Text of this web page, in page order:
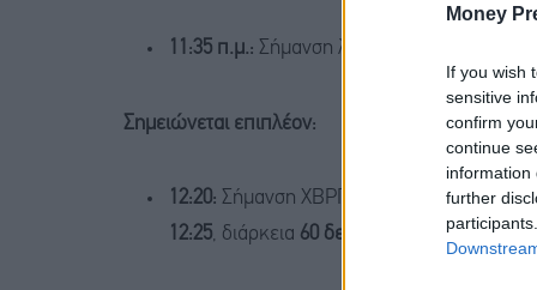
Money
If you wish
sensitive
confirm
continue
information
further
11:35 π.μ.: Σήμανση λήξης, διάρκεια
Σημειώνεται επιπλέον:
12:20: Σήμανση ΧΒΡΠ στην Περιφέρεια
12:25, διάρκεια 60 δευτερολέπτων.